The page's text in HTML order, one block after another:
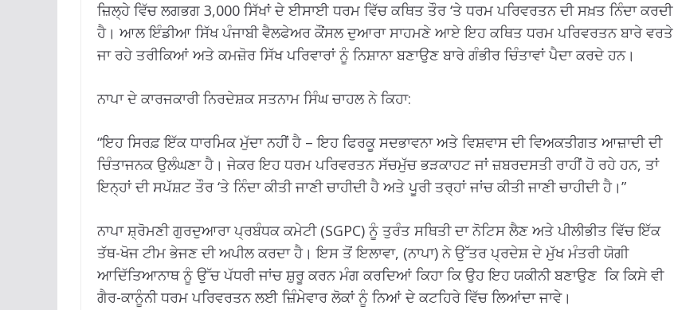
ਜ਼ਿਲ੍ਹੇ ਵਿੱਚ ਲਗਭਗ 3,000 ਸਿੱਖਾਂ ਦੇ ਈਸਾਈ ਧਰਮ ਵਿੱਚ ਕਥਿਤ ਤੌਰ ‘ਤੇ ਧਰਮ ਪਰਿਵਰਤਨ ਦੀ ਸਖ਼ਤ ਨਿੰਦਾ ਕਰਦੀ
ਹੈ। ਆਲ ਇੰਡੀਆ ਸਿੱਖ ਪੰਜਾਬੀ ਵੈਲਫੇਅਰ ਕੌਂਸਲ ਦੁਆਰਾ ਸਾਹਮਣੇ ਆਏ ਇਹ ਕਥਿਤ ਧਰਮ ਪਰਿਵਰਤਨ ਬਾਰੇ ਵਰਤੇ
ਜਾ ਰਹੇ ਤਰੀਕਿਆਂ ਅਤੇ ਕਮਜ਼ੋਰ ਸਿੱਖ ਪਰਿਵਾਰਾਂ ਨੂੰ ਨਿਸ਼ਾਨਾ ਬਣਾਉਣ ਬਾਰੇ ਗੰਭੀਰ ਚਿੰਤਾਵਾਂ ਪੈਦਾ ਕਰਦੇ ਹਨ।
ਨਾਪਾ ਦੇ ਕਾਰਜਕਾਰੀ ਨਿਰਦੇਸ਼ਕ ਸਤਨਾਮ ਸਿੰਘ ਚਾਹਲ ਨੇ ਕਿਹਾ:
“ਇਹ ਸਿਰਫ਼ ਇੱਕ ਧਾਰਮਿਕ ਮੁੱਦਾ ਨਹੀਂ ਹੈ – ਇਹ ਫਿਰਕੂ ਸਦਭਾਵਨਾ ਅਤੇ ਵਿਸ਼ਵਾਸ ਦੀ ਵਿਅਕਤੀਗਤ ਆਜ਼ਾਦੀ ਦੀ
ਚਿੰਤਾਜਨਕ ਉਲੰਘਣਾ ਹੈ। ਜੇਕਰ ਇਹ ਧਰਮ ਪਰਿਵਰਤਨ ਸੱਚਮੁੱਚ ਭੜਕਾਹਟ ਜਾਂ ਜ਼ਬਰਦਸਤੀ ਰਾਹੀਂ ਹੋ ਰਹੇ ਹਨ, ਤਾਂ
ਇਨ੍ਹਾਂ ਦੀ ਸਪੱਸ਼ਟ ਤੌਰ ‘ਤੇ ਨਿੰਦਾ ਕੀਤੀ ਜਾਣੀ ਚਾਹੀਦੀ ਹੈ ਅਤੇ ਪੂਰੀ ਤਰ੍ਹਾਂ ਜਾਂਚ ਕੀਤੀ ਜਾਣੀ ਚਾਹੀਦੀ ਹੈ।”
ਨਾਪਾ ਸ਼੍ਰੋਮਣੀ ਗੁਰਦੁਆਰਾ ਪ੍ਰਬੰਧਕ ਕਮੇਟੀ (SGPC) ਨੂੰ ਤੁਰੰਤ ਸਥਿਤੀ ਦਾ ਨੋਟਿਸ ਲੈਣ ਅਤੇ ਪੀਲੀਭੀਤ ਵਿੱਚ ਇੱਕ
ਤੱਥ-ਖੋਜ ਟੀਮ ਭੇਜਣ ਦੀ ਅਪੀਲ ਕਰਦਾ ਹੈ। ਇਸ ਤੋਂ ਇਲਾਵਾ, (ਨਾਪਾ) ਨੇ ਉੱਤਰ ਪ੍ਰਦੇਸ਼ ਦੇ ਮੁੱਖ ਮੰਤਰੀ ਯੋਗੀ
ਆਦਿੱਤਿਆਨਾਥ ਨੂੰ ਉੱਚ ਪੱਧਰੀ ਜਾਂਚ ਸ਼ੁਰੂ ਕਰਨ ਮੰਗ ਕਰਦਿਆਂ ਕਿਹਾ ਕਿ ਉਹ ਇਹ ਯਕੀਨੀ ਬਣਾਉਣ ਕਿ ਕਿਸੇ ਵੀ
ਗੈਰ-ਕਾਨੂੰਨੀ ਧਰਮ ਪਰਿਵਰਤਨ ਲਈ ਜ਼ਿੰਮੇਵਾਰ ਲੋਕਾਂ ਨੂੰ ਨਿਆਂ ਦੇ ਕਟਹਿਰੇ ਵਿੱਚ ਲਿਆਂਦਾ ਜਾਵੇ।